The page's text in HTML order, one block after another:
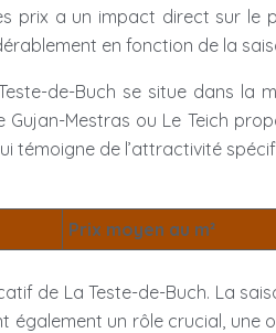
a un impact direct sur le
en fonction de la
de-Buch se situe dans
Mestras ou Le Teich
témoigne de l’attractivité
Prix moyen au m²
de La Teste-de-Buch. La
également un rôle crucial,